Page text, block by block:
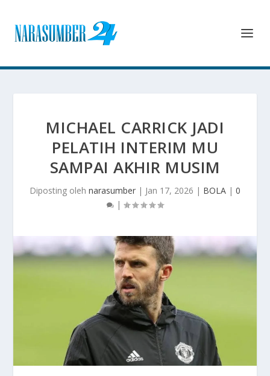
MICHAEL CARRICK JADI
PELATIH INTERIM MU
SAMPAI AKHIR MUSIM
Diposting oleh narasumber | Jan 17, 2026 | BOLA | 0
|